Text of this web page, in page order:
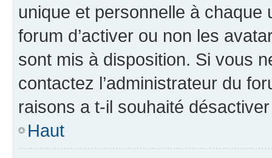
unique et personnelle à chaque
forum d’activer ou non les
sont mis à disposition. Si vous
contactez l’administrateur du
raisons a t-il souhaité
Haut